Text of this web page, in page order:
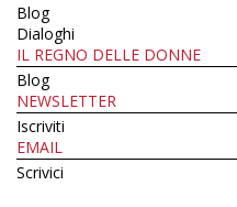
Blog
Dialoghi
IL REGNO DELLE DONNE
Blog
NEWSLETTER
Iscriviti
EMAIL
Scrivici